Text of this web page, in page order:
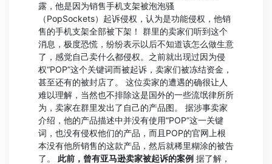
露，他是因为销售手机支架被泡泡骚
（PopSockets）起诉侵权，认为是功能侵权，他销
售的手机支架全部被下架！ 群里的卖家们听到这个
消息，极度恐慌，纷纷表示以后不知道该怎么做生意
了，感觉自己卖什么都侵权。之前就出现过因为侵
权“POP”这个关键词而被起诉，卖家们被冻结资金，
甚至还有的被封店了。 这位卖家的遭遇的确很让人
难以理解，当然也不排除这是国外的一些流氓律所所
为，卖家在群里发出了自己的产品图。 据涉事卖家
介绍，他的产品描述中并没有使用“POP”这一关键
词，也没有侵权他们的产品，而且POP的官网上根
本没有他所销售的这款产品，然后就稀里糊涂的被告
了。 此前，曾有亚马逊卖家被起诉的案例 据了解，